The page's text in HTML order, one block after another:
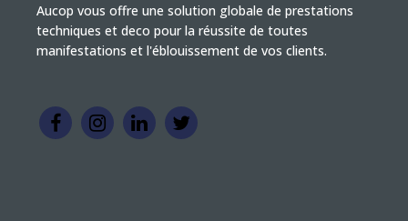
Aucop vous offre une solution globale de prestations
techniques et deco pour la réussite de toutes
manifestations et l'éblouissement de vos clients.